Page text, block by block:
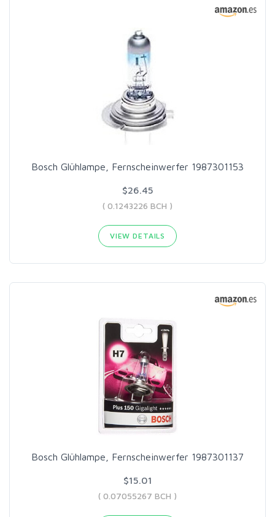
Bosch Glühlampe, Fernscheinwerfer 1987301153
$26.45
( 0.1243226 BCH )
VIEW DETAILS
Bosch Glühlampe, Fernscheinwerfer 1987301137
$15.01
( 0.07055267 BCH )